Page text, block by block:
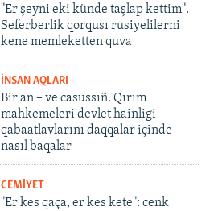
"Er şeyni eki künde taşlap kettim".
Seferberlik qorqusı rusiyelilerni
kene memleketten quva
İNSAN AQLARI
Bir an – ve casussıñ. Qırım
mahkemeleri devlet hainligi
qabaatlavlarını daqqalar içinde
nasıl baqalar
CEMİYET
"Er kes qaça, er kes kete": cenk